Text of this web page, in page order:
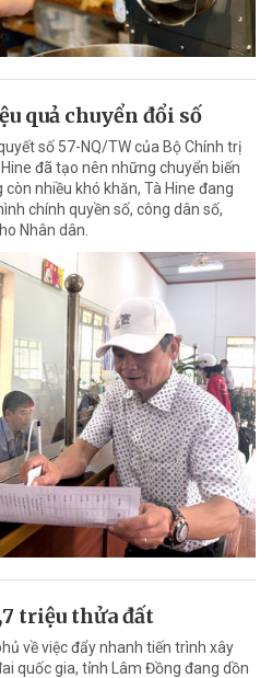
quả chuyển đổi số
số 57-NQ/TW của Bộ Chính trị
đã tạo nên những chuyển biến
nhiều khó khăn, Tà Hine đang
chính quyền số, công dân số,
Nhân dân.
triệu thửa đất
về việc đẩy nhanh tiến trình xây
quốc gia, tỉnh Lâm Đồng đang dồn